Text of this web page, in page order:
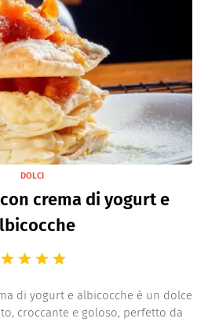
DOLCI
crema di yogurt e
di yogurt e albicocche è un dolce
croccante e goloso, perfetto da